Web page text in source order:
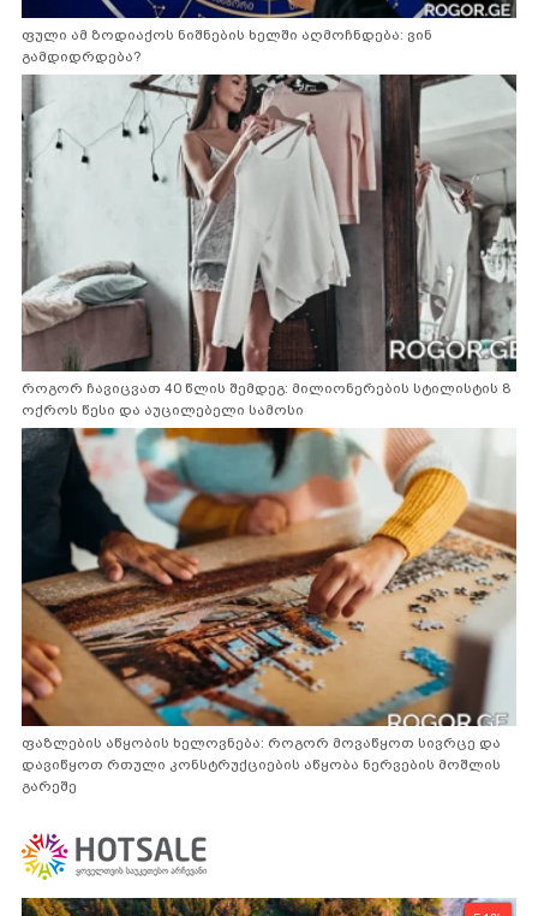
ფული ამ ზოდიაქოს ნიშნების ხელში აღმოჩნდება: ვინ
გამდიდრდება?
როგორ ჩავიცვათ 40 წლის შემდეგ: მილიონერების სტილისტის 8
ოქროს წესი და აუცილებელი სამოსი
ფაზლების აწყობის ხელოვნება: როგორ მოვაწყოთ სივრცე და
დავიწყოთ რთული კონსტრუქციების აწყობა ნერვების მოშლის
გარეშე